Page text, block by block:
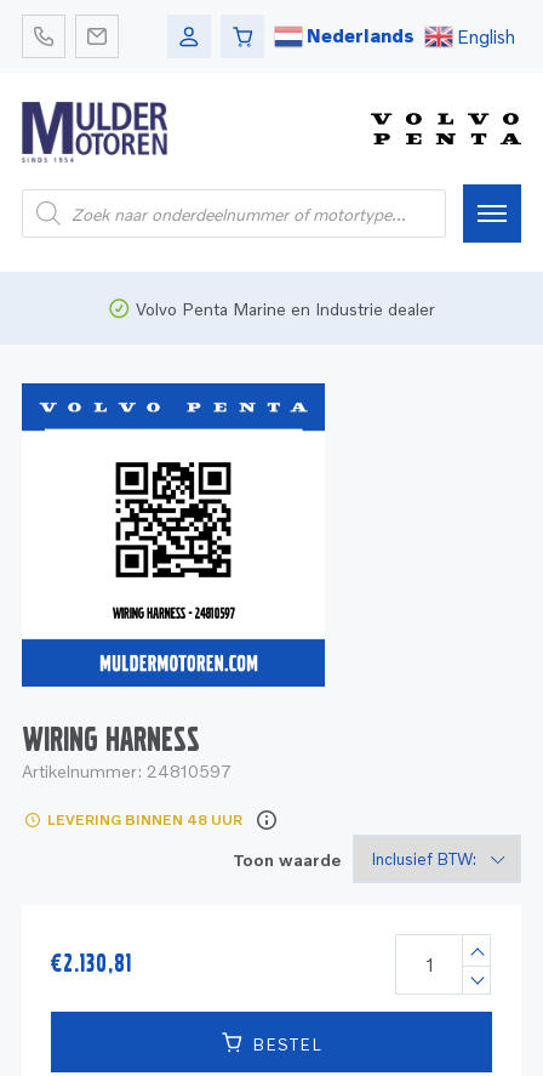
Nederlands English
Onderdelen
Bedrijfsvaart
Onderdelen
Motoren
Onderdelen
Service
Motoren
Service en onderhoud
Reman - Bedrijfsvaart
Volvo Penta Marine en Industrie dealer
WIRING HARNESS
Artikelnummer: 24810597
LEVERING BINNEN 48 UUR
Toon waarde
€2.130,81
BESTEL